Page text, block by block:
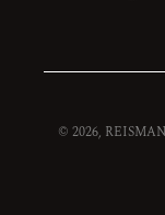
© 2026,